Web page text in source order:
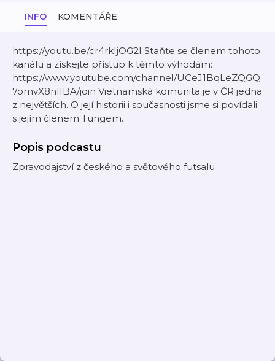
INFO KOMENTÁŘE
https://youtu.be/cr4rkIjOG2I Staňte se členem tohoto
kanálu a získejte přístup k těmto výhodám:
https://www.youtube.com/channel/UCeJ1BqLeZQGQ
7omvX8nIIBA/join Vietnamská komunita je v ČR jedna
z největších. O její historii i současnosti jsme si povídali
s jejím členem Tungem.
Popis podcastu
Zpravodajství z českého a světového futsalu